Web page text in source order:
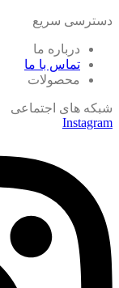
دسترسی سریع
درباره ما
تماس با ما
محصولات
شبکه های اجتماعی
Instagram